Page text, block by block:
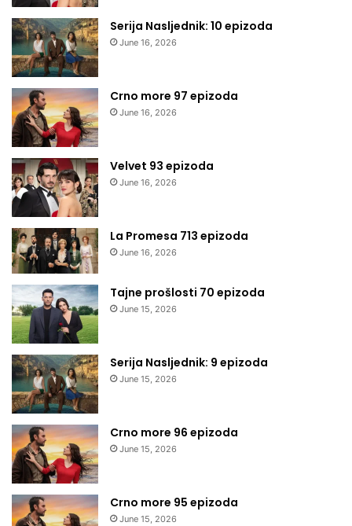
Serija Nasljednik: 10 epizoda
June 16, 2026
Crno more 97 epizoda
June 16, 2026
Velvet 93 epizoda
June 16, 2026
La Promesa 713 epizoda
June 16, 2026
Tajne prošlosti 70 epizoda
June 15, 2026
Serija Nasljednik: 9 epizoda
June 15, 2026
Crno more 96 epizoda
June 15, 2026
Crno more 95 epizoda
June 15, 2026